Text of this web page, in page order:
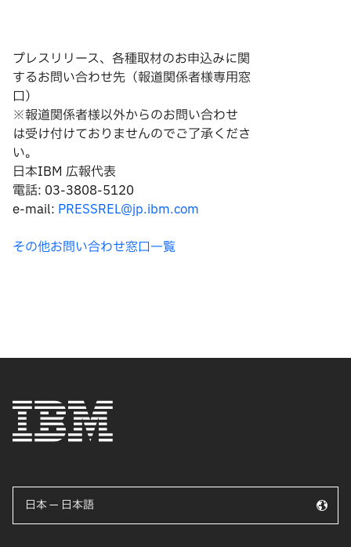
プレスリリース、各種取材のお申込みに関
するお問い合わせ先（報道関係者様専用窓
口）
※報道関係者様以外からのお問い合わせ
は受け付けておりませんのでご了承くださ
い。
日本IBM 広報代表
電話: 03-3808-5120
e-mail: PRESSREL@jp.ibm.com
その他お問い合わせ窓口一覧
日本 — 日本語